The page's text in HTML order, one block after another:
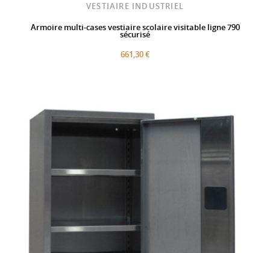
VESTIAIRE INDUSTRIEL
Armoire multi-cases vestiaire scolaire visitable ligne 790
sécurisé
661,30 €